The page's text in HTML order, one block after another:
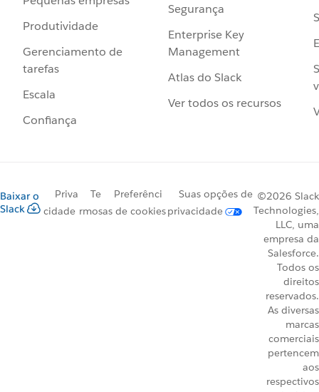
Produtividade
Gerenciamento de
tarefas
Escala
Confiança
Segurança
Enterprise Key
Management
Atlas do Slack
Ver todos os recursos
Baixar o
Slack
Priva
cidade
Te
rmos
Preferênci
as de cookies
Suas opções de
privacidade
©2026 Slack
Technologies,
LLC, uma
empresa da
Salesforce.
Todos os
direitos
reservados.
As diversas
marcas
comerciais
pertencem
aos
respectivos